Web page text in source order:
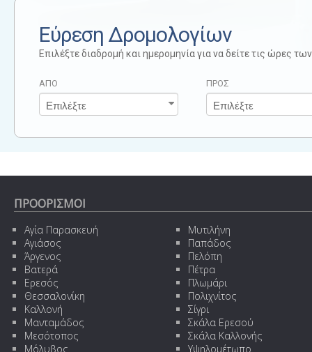
Εύρεση Δρομολογίων
Επιλέξτε διαδρομή και ημερομηνία για να δείτε τις ώρες
ΑΠΟ ΠΡΟΣ
ΠΡΟΟΡΙΣΜΟΙ
Αγία Παρασκευή
Αγιάσος
Άργενος
Βατερά
Ερεσός
Θεσσαλονίκη
Καλλονή
Μανταμάδος
Μεσότοπος
Μόλυβος
Μυτιλήνη
Παπάδος
Πελόπη
Πέτρα
Πλωμάρι
Πολιχνίτος
Σίγρι
Σκάλα Ερεσού
Σκάλα Καλλονής
Υψηλομέτωπο